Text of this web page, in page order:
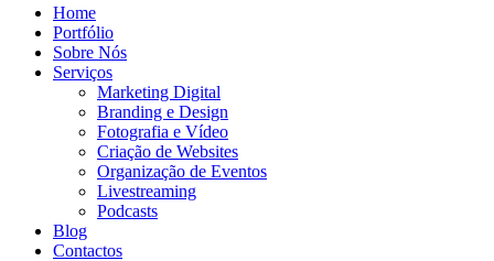
Home
Portfólio
Sobre Nós
Serviços
Marketing Digital
Branding e Design
Fotografia e Vídeo
Criação de Websites
Organização de Eventos
Livestreaming
Podcasts
Blog
Contactos